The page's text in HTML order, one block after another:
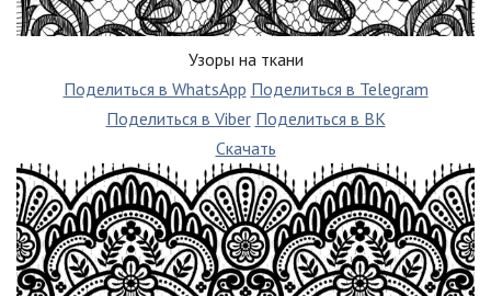
Узоры на ткани
Поделиться в WhatsApp Поделиться в Telegram
Поделиться в Viber Поделиться в ВК
Скачать